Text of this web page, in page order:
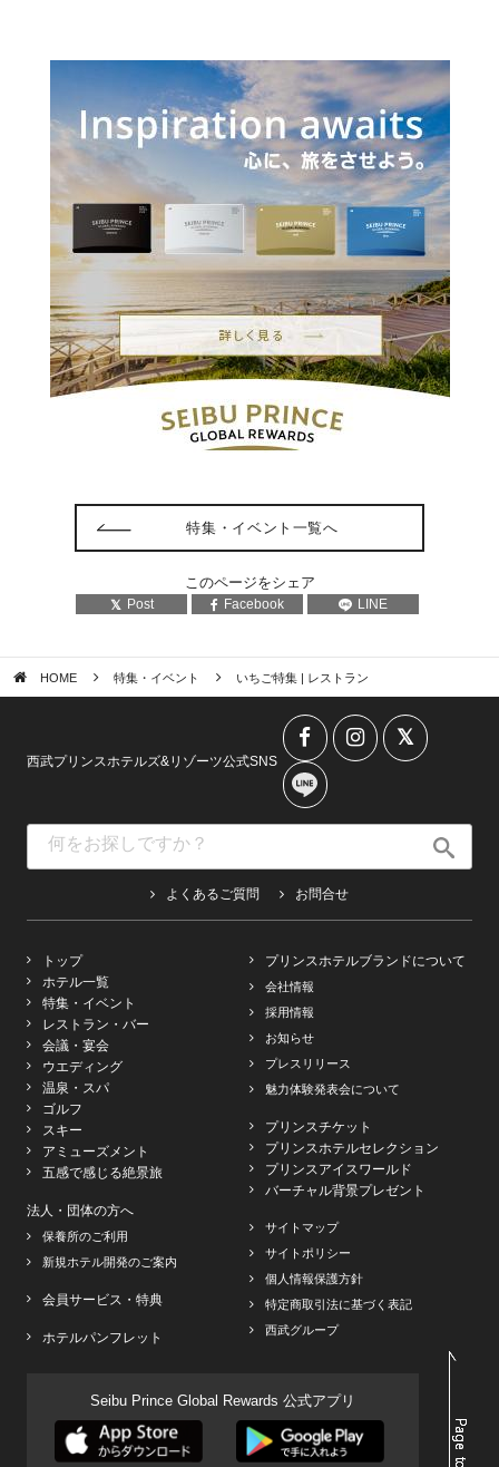
特集・イベント一覧へ
このページをシェア
Post Facebook LINE
HOME 特集・イベント いちご特集 | レストラン
西武プリンスホテルズ&リゾーツ公式SNS
よくあるご質問 お問合せ
トップ
ホテル一覧
特集・イベント
レストラン・バー
会議・宴会
ウエディング
温泉・スパ
ゴルフ
スキー
アミューズメント
五感で感じる絶景旅
法人・団体の方へ
保養所のご利用
新規ホテル開発のご案内
会員サービス・特典
ホテルパンフレット
プリンスホテルブランドについて
会社情報
採用情報
お知らせ
プレスリリース
魅力体験発表会について
プリンスチケット
プリンスホテルセレクション
プリンスアイスワールド
バーチャル背景プレゼント
サイトマップ
サイトポリシー
個人情報保護方針
特定商取引法に基づく表記
西武グループ
Seibu Prince Global Rewards 公式アプリ